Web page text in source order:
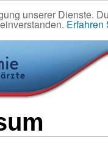
unserer Dienste.
Erfahren